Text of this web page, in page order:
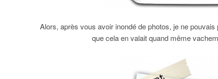
Alors, après vous avoir inondé de photos, je ne
que cela en valait quand même